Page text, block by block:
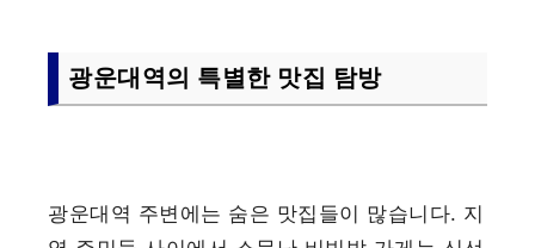
광운대역의 특별한 맛집 탐방
광운대역 주변에는 숨은 맛집들이 많습니다. 지